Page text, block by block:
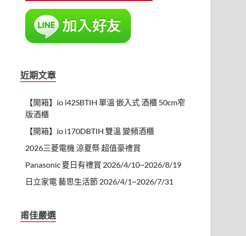
近期文章
【開箱】io i42SBTIH 單溫 嵌入式 酒櫃 50cm窄
版酒櫃
【開箱】io i170DBTIH 雙溫 變頻酒櫃
2026三菱電機 涼夏祭 超值豪禮賞
Panasonic 夏日有禮賞 2026/4/10~2026/8/19
日立家電 藝思生活節 2026/4/1~2026/7/31
甫佳嚴選